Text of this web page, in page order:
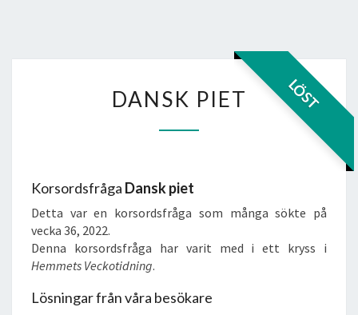
LÖST
PIET
DANSK PIET
Korsordsfråga Dansk piet
Detta var en korsordsfråga som många sökte på
vecka 36, 2022.
Denna korsordsfråga har varit med i ett kryss i
Hemmets Veckotidning.
Lösningar från våra besökare